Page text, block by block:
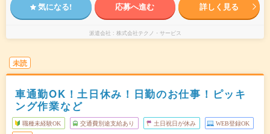
気になる! 応募へ進む 詳しく見る
派遣会社 株式会社テクノ・サービス
未読
車通勤OK！土日休み！日勤のお仕事！ピッキ
ング作業など
職種未経験OK 交通費別途支給あり 土日祝日が休み WEB登録OK